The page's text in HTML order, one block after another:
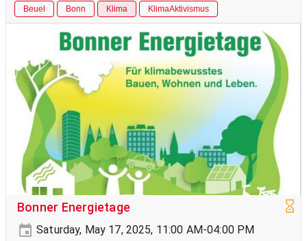
Beuel Bonn Klima KlimaAktivismus
Bonner Energietage
Saturday, May 17, 2025, 11:00 AM-04:00 PM